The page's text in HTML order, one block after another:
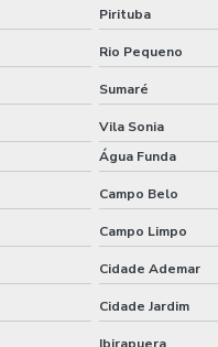
inox
preço
Pirituba
Rio Pequeno
Sumaré
Vila Sonia
Água Funda
Campo Belo
Campo Limpo
Cidade Ademar
Cidade Jardim
Ibirapuera